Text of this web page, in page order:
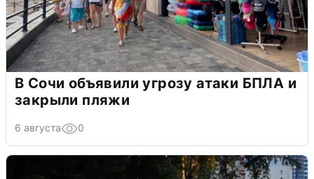
В Сочи объявили угрозу атаки БПЛА и
закрыли пляжи
6 августа 0